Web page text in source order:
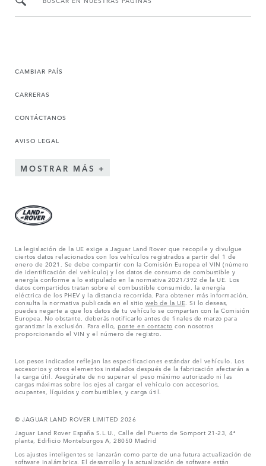
CAMBIAR PAÍS
CARRERAS
CONTÁCTANOS
AVISO LEGAL
MOSTRAR MÁS
La legislación de la UE exige a Jaguar Land Rover que recopile y divulgue
ciertos datos relacionados con los vehículos registrados a partir del 1 de
enero de 2021. Se debe compartir con la Comisión Europea el VIN (número
de identificación del vehículo) y los datos de consumo de combustible y
energía conforme a lo estipulado en la normativa 2021/392 de la UE. Los
datos compartidos tratan sobre el combustible consumido, la energía
eléctrica de los PHEV y la distancia recorrida. Para obtener más información,
consulta la normativa publicada en el sitio web de la UE . Si lo deseas,
puedes negarte a que los datos de tu vehículo se compartan con la Comisión
Europea. No obstante, deberás notificarlo antes de finales de marzo para
garantizar la exclusión. Para ello, ponte en contacto con nosotros
proporcionando el VIN y el número de registro.
Los pesos indicados reflejan las especificaciones estándar del vehículo. Los
accesorios y otros elementos instalados después de la fabricación afectarán a
la carga útil. Asegúrate de no superar el peso máximo autorizado ni las
cargas máximas sobre los ejes al cargar el vehículo con accesorios,
ocupantes, líquidos y combustibles, y carga útil.
© JAGUAR LAND ROVER LIMITED 2026
Jaguar Land Rover España S.L.U., Calle del Puerto de Somport 21-23, 4ª
planta, Edificio Monteburgos A, 28050 Madrid
Los ajustes inteligentes se lanzarán como parte de una futura actualización de
software inalámbrica. El desarrollo y la actualización de software están